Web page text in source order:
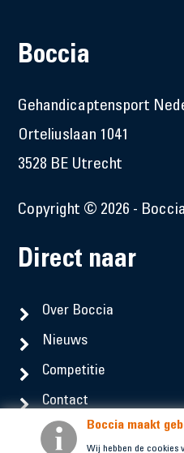
Boccia maakt
Wij hebben de cookies
Boccia
Gehandicaptensport
Orteliuslaan 1041
3528 BE Utrecht
Copyright © 2026 -
Direct naar
Over Boccia
Nieuws
Competitie
Contact